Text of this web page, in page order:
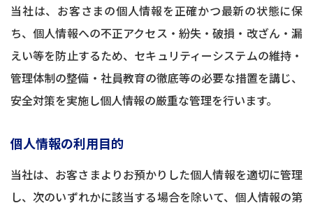
当社は、お客さまの個人情報を正確かつ最新の状態に保
ち、個人情報への不正アクセス・紛失・破損・改ざん・漏
えい等を防止するため、セキュリティーシステムの維持・
管理体制の整備・社員教育の徹底等の必要な措置を講じ、
安全対策を実施し個人情報の厳重な管理を行います。
個人情報の利用目的
当社は、お客さまよりお預かりした個人情報を適切に管理
し、次のいずれかに該当する場合を除いて、個人情報の第